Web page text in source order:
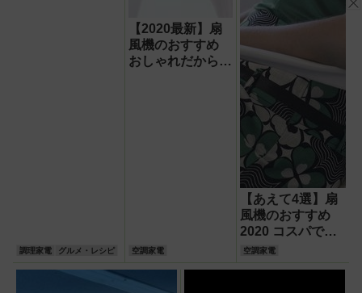
調理家電 グルメ・レシピ
【2020最新】扇
風機のおすすめ
おしゃれだからリ
空調家電
【あえて4選】扇
風機のおすすめ
2020 コスパで選
ぶならコレ!DCモ
空調家電